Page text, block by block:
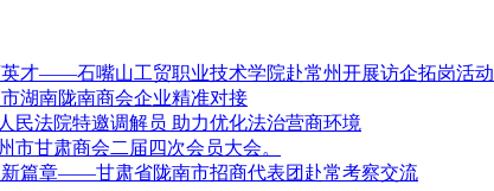
才——石嘴山工贸职业技术学院赴常州开展访企拓岗活动
湖南陇南商会企业精准对接
民法院特邀调解员 助力优化法治营商环境
市甘肃商会二届四次会员大会。
篇章——甘肃省陇南市招商代表团赴常考察交流